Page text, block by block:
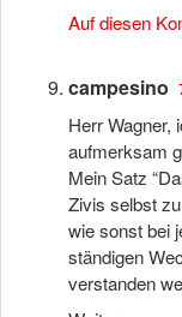
Auf diesen
campesino
Herr Wagner,
aufmerksam
Mein Satz
Zivis selbst
wie sonst bei
ständigen
verstanden